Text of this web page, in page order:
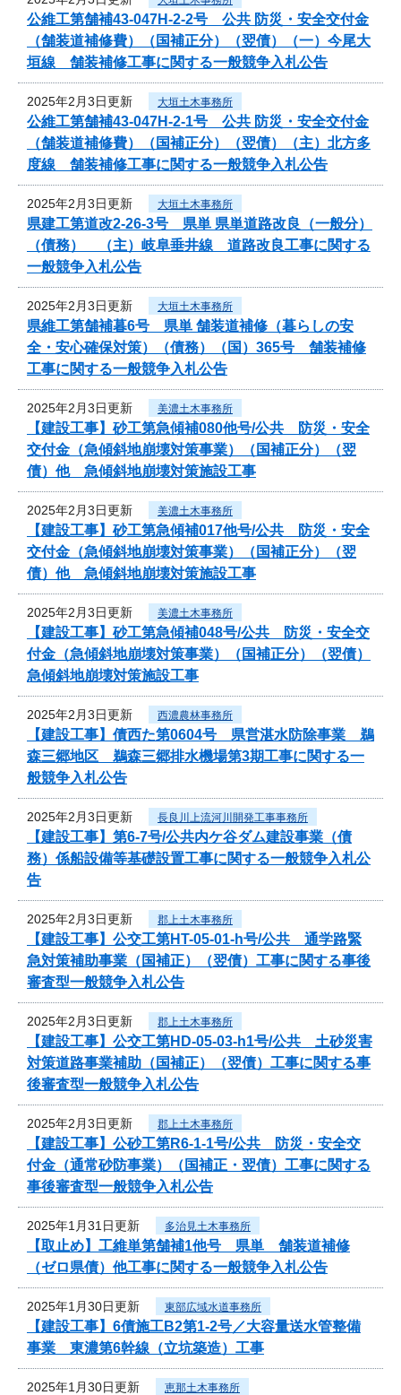
公維工第舗補43-047H-2-2号 公共 防災・安全交付金
（舗装道補修費）（国補正分）（翌債）（一）今尾大
垣線 舗装補修工事に関する一般競争入札公告
2025年2月3日更新 大垣土木事務所
公維工第舗補43-047H-2-1号 公共 防災・安全交付金
（舗装道補修費）（国補正分）（翌債）（主）北方多
度線 舗装補修工事に関する一般競争入札公告
2025年2月3日更新 大垣土木事務所
県建工第道改2-26-3号 県単 県単道路改良（一般分）
（債務） （主）岐阜垂井線 道路改良工事に関する
一般競争入札公告
2025年2月3日更新 大垣土木事務所
県維工第舗補暮6号 県単 舗装道補修（暮らしの安
全・安心確保対策）（債務）（国）365号 舗装補修
工事に関する一般競争入札公告
2025年2月3日更新 美濃土木事務所
【建設工事】砂工第急傾補080他号/公共 防災・安全
交付金（急傾斜地崩壊対策事業）（国補正分）（翌
債）他 急傾斜地崩壊対策施設工事
2025年2月3日更新 美濃土木事務所
【建設工事】砂工第急傾補017他号/公共 防災・安全
交付金（急傾斜地崩壊対策事業）（国補正分）（翌
債）他 急傾斜地崩壊対策施設工事
2025年2月3日更新 美濃土木事務所
【建設工事】砂工第急傾補048号/公共 防災・安全交
付金（急傾斜地崩壊対策事業）（国補正分）（翌債）
急傾斜地崩壊対策施設工事
2025年2月3日更新 西濃農林事務所
【建設工事】債西た第0604号 県営湛水防除事業 鵜
森三郷地区 鵜森三郷排水機場第3期工事に関する一
般競争入札公告
2025年2月3日更新 長良川上流河川開発工事事務所
【建設工事】第6-7号/公共内ケ谷ダム建設事業（債
務）係船設備等基礎設置工事に関する一般競争入札公
告
2025年2月3日更新 郡上土木事務所
【建設工事】公交工第HT-05-01-h号/公共 通学路緊
急対策補助事業（国補正）（翌債）工事に関する事後
審査型一般競争入札公告
2025年2月3日更新 郡上土木事務所
【建設工事】公交工第HD-05-03-h1号/公共 土砂災害
対策道路事業補助（国補正）（翌債）工事に関する事
後審査型一般競争入札公告
2025年2月3日更新 郡上土木事務所
【建設工事】公砂工第R6-1-1号/公共 防災・安全交
付金（通常砂防事業）（国補正・翌債）工事に関する
事後審査型一般競争入札公告
2025年1月31日更新 多治見土木事務所
【取止め】工維単第舗補1他号 県単 舗装道補修
（ゼロ県債）他工事に関する一般競争入札公告
2025年1月30日更新 東部広域水道事務所
【建設工事】6債施工B2第1-2号／大容量送水管整備
事業 東濃第6幹線（立坑築造）工事
2025年1月30日更新 恵那土木事務所